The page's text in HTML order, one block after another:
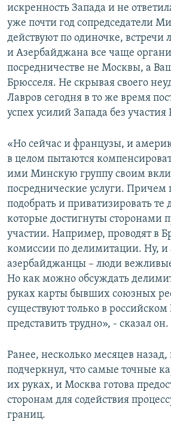
искренность Запада и не
уже почти год сопредседатели
действуют по одиночке,
и Азербайджана все чаще
посредничестве не Москвы, а
Брюсселя. Не скрывая своего
Лавров сегодня в то же время
успех усилий Запада без участия
«Но сейчас и французы, и
в целом пытаются
ими Минскую группу своим
посреднические услуги. Причем
подобрать и приватизировать те
которые достигнуты сторонами
участии. Например, проводят в
комиссии по делимитации. Ну,
азербайджанцы – люди
Но как можно обсуждать
руках карты бывших союзных
существуют только в
представить трудно», - сказал он.
Ранее, несколько месяцев
подчеркнул, что самые точные
их руках, и Москва готова
сторонам для содействия
границ.